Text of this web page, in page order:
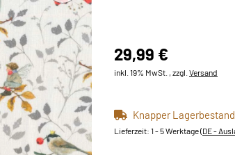
29,99 €
inkl. 19% MwSt. , zzgl. Versand
Knapper Lagerbestand
Lieferzeit: 1 - 5 Werktage(DE -